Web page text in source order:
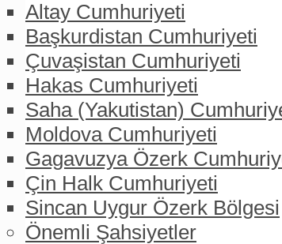
Altay Cumhuriyeti
Başkurdistan Cumhuriyeti
Çuvaşistan Cumhuriyeti
Hakas Cumhuriyeti
Saha (Yakutistan)
Moldova Cumhuriyeti
Gagavuzya Özerk
Çin Halk Cumhuriyeti
Sincan Uygur Özerk Bölgesi
Önemli Şahsiyetler